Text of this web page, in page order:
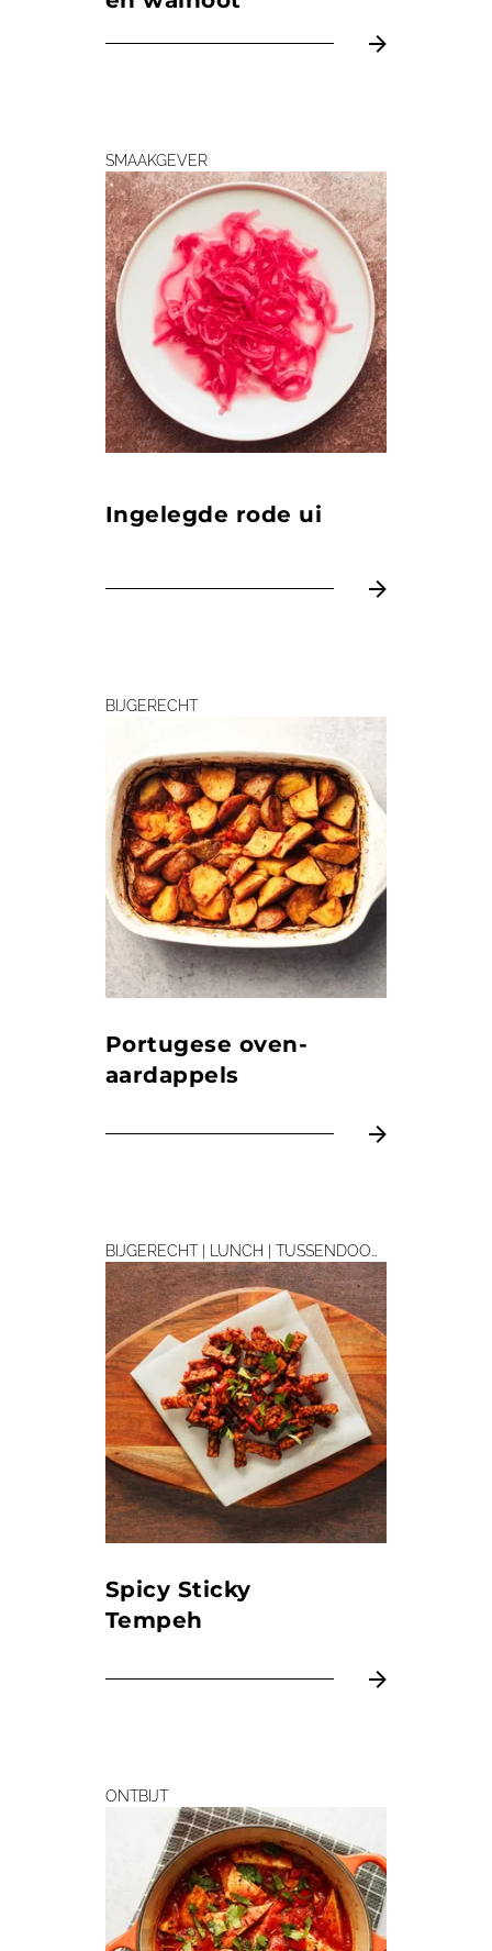
SMAAKGEVER
Ingelegde rode ui
BIJGERECHT
Portugese oven­
aardappels
BIJGERECHT | LUNCH | TUSSENDOORTJE
Spicy Sticky
Tempeh
ONTBIJT